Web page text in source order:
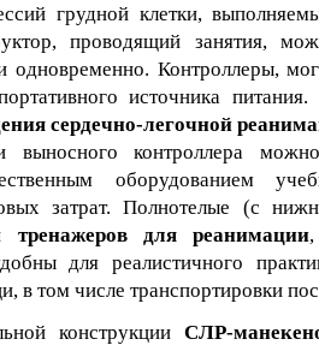
грудной клетки,
проводящий занятия,
одновременно. Контроллеры,
источника
сердечно-легочной
выносного контроллера можно
оборудованием
затрат. Полнотелые (с
тренажеров для реанимации
для реалистичного
в том числе транспортировки
конструкции СЛР-